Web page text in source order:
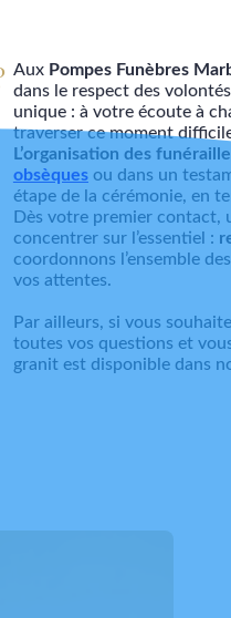
Aux Pompes Funèbres
dans le respect des
unique : à votre écoute à
traverser ce moment
L’organisation des
obsèquesou dans un
étape de la cérémonie, en
Dès votre premier contact,
concentrer sur l’essentiel :
coordonnons l’ensemble
vos attentes.
Par ailleurs, si vous
toutes vos questions et
granit est disponible dans